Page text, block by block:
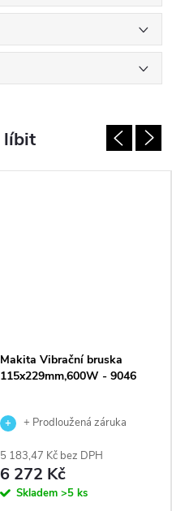
Makita Vibrační bruska
115x229mm,600W - 9046
+ Prodloužená záruka
5 183,47 Kč bez DPH
6 272 Kč
Skladem >5 ks